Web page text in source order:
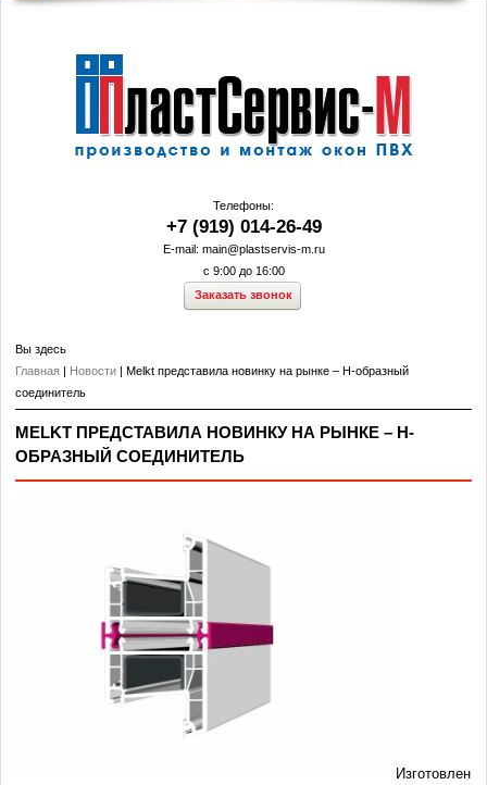
Телефоны:
+7 (919) 014-26-49
E-mail: main@plastservis-m.ru
с 9:00 до 16:00
Заказать звонок
Вы здесь
Главная | Новости | Melkt представила новинку на рынке – Н-образный
соединитель
MELKT ПРЕДСТАВИЛА НОВИНКУ НА РЫНКЕ – Н-
ОБРАЗНЫЙ СОЕДИНИТЕЛЬ
Изготовлен